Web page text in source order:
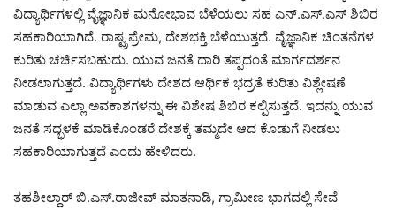
ವಿದ್ಯಾರ್ಥಿಗಳಲ್ಲಿ ವೈಜ್ಞಾನಿಕ ಮನೋಭಾವ ಬೆಳೆಯಲು ಸಹ ಎನ್‌.ಎಸ್‌.ಎಸ್‌ ಶಿಬಿರ
ಸಹಕಾರಿಯಾಗಿದೆ. ರಾಷ್ಟ್ರಪ್ರೇಮ, ದೇಶಭಕ್ತಿ ಬೆಳೆಯುತ್ತದೆ. ವೈಜ್ಞಾನಿಕ ಚಿಂತನೆಗಳ
ಕುರಿತು ಚರ್ಚಿಸಬಹುದು. ಯುವ ಜನತೆ ದಾರಿ ತಪ್ಪದಂತೆ ಮಾರ್ಗದರ್ಶನ
ನೀಡಲಾಗುತ್ತದೆ. ವಿದ್ಯಾರ್ಥಿಗಳು ದೇಶದ ಆರ್ಥಿಕ ಭದ್ರತೆ ಕುರಿತು ವಿಶ್ಲೇಷಣೆ
ಮಾಡುವ ಎಲ್ಲಾ ಅವಕಾಶಗಳನ್ನು ಈ ವಿಶೇಷ ಶಿಬಿರ ಕಲ್ಪಿಸುತ್ತದೆ. ಇದನ್ನು ಯುವ
ಜನತೆ ಸದ್ಭಳಕೆ ಮಾಡಿಕೊಂಡರೆ ದೇಶಕ್ಕೆ ತಮ್ಮದೇ ಆದ ಕೊಡುಗೆ ನೀಡಲು
ಸಹಕಾರಿಯಾಗುತ್ತದೆ ಎಂದು ಹೇಳಿದರು.
ತಹಶೀಲ್ದಾರ್ ಬಿ.ಎಸ್.ರಾಜೀವ್ ಮಾತನಾಡಿ, ಗ್ರಾಮೀಣ ಭಾಗದಲ್ಲಿ ಸೇವೆ